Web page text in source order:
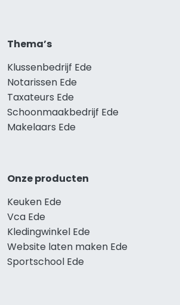
Thema’s
Klussenbedrijf Ede
Notarissen Ede
Taxateurs Ede
Schoonmaakbedrijf Ede
Makelaars Ede
Onze producten
Keuken Ede
Vca Ede
Kledingwinkel Ede
Website laten maken Ede
Sportschool Ede